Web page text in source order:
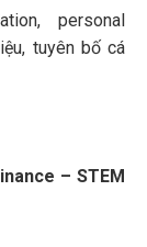
personal
tuyên bố cá
– STEM